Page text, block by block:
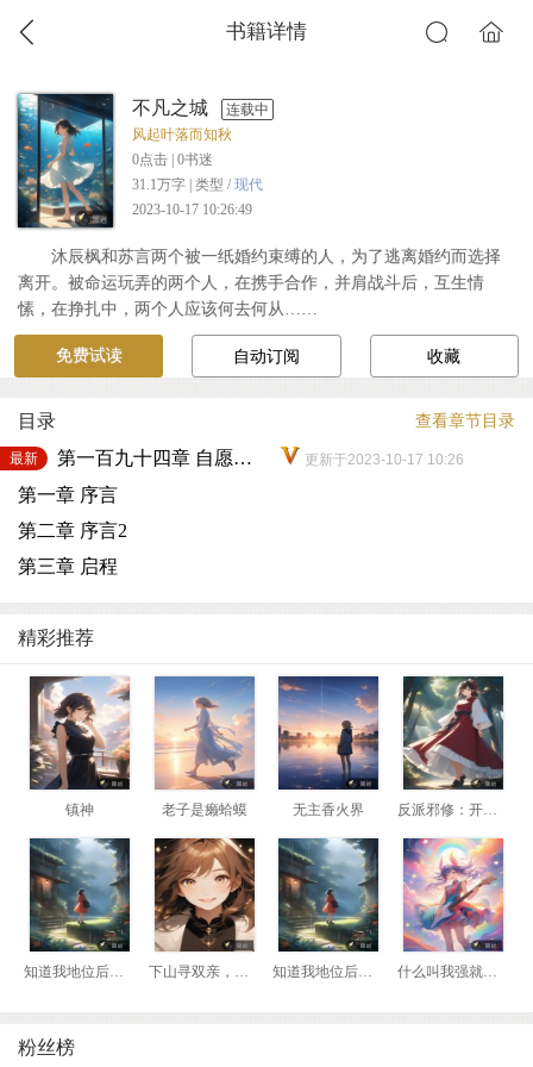
书籍详情
不凡之城
连载中
风起叶落而知秋
0点击 | 0书迷
31.1万字 | 类型 / 现代
2023-10-17 10:26:49
沐辰枫和苏言两个被一纸婚约束缚的人，为了逃离婚约而选择
离开。被命运玩弄的两个人，在携手合作，并肩战斗后，互生情
愫，在挣扎中，两个人应该何去何从……
免费试读 自动订阅 收藏
目录 查看章节目录
最新 第一百九十四章 自愿与强迫的区别2 更新于2023-10-17 10:26
第一章 序言
第二章 序言2
第三章 启程
精彩推荐
镇神 老子是癞蛤蟆 无主香火界 反派邪修：开局我是瘸腿老头
知道我地位后，前妻悔哭了 下山寻双亲，我靠相术断生死！ 知道我地位后，前妻悔哭了 什么叫我强就该死？那我换到妖兽阵营！
粉丝榜